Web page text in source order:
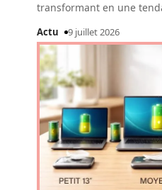
transformant en une
Actu 9 juillet 2026